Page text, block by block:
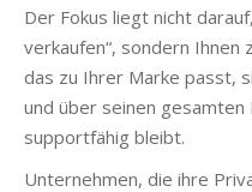
Der Fokus liegt nicht
verkaufen“, sondern Ihnen
das zu Ihrer Marke passt,
und über seinen gesamten
supportfähig bleibt.
Unternehmen, die ihre